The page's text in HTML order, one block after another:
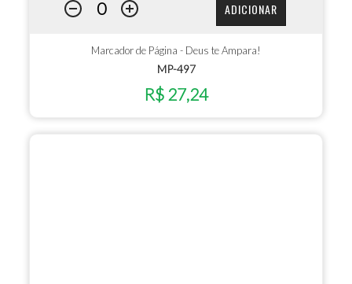
ADICIONAR
Marcador de Página - Deus te Ampara!
MP-497
R$ 27,24